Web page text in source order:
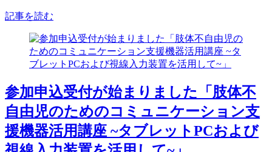
記事を読む
参加申込受付が始まりました「肢体不
自由児のためのコミュニケーション支
援機器活用講座 ~タブレットPCおよび